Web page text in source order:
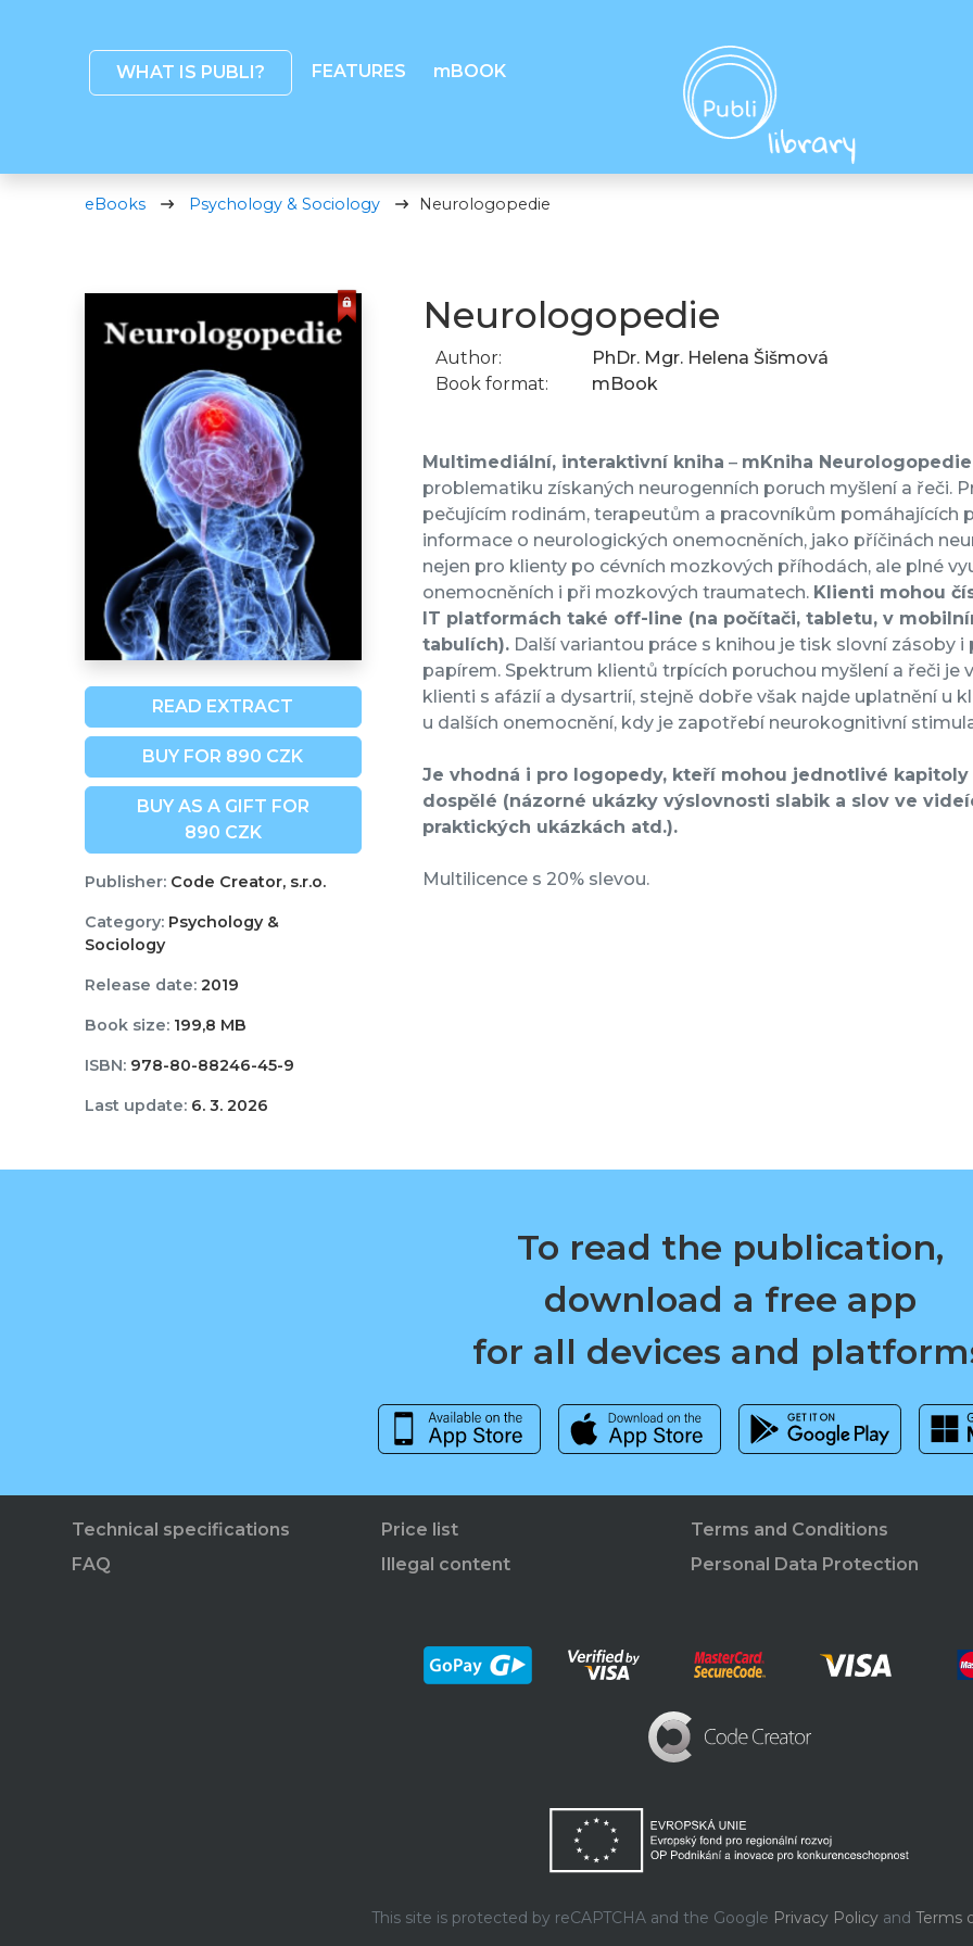
WHAT IS PUBLI? FEATURES mBOOK
eBooks Psychology & Sociology Neurologopedie
READ EXTRACT
BUY FOR 890 CZK
BUY AS A GIFT FOR
890 CZK
Publisher:Code Creator, s.r.o.
Category:Psychology &
Sociology
Release date:2019
Book size:199,8 MB
ISBN:978-80-88246-45-9
Last update:6. 3. 2026
Neurologopedie
Author:
PhDr. Mgr. Helena Šišmová
Book format:
mBook
Multimediální, interaktivní kniha – mKniha Neurologopedie
problematiku získaných neurogenních poruch myšlení a řeči.
pečujícím rodinám, terapeutům a pracovníkům pomáhajících
informace o neurologických onemocněních, jako příčinách
nejen pro klienty po cévních mozkových příhodách, ale plné
onemocněních i při mozkových traumatech. Klienti mohou
IT platformách také off-line (na počítači, tabletu, v
tabulích).Další variantou práce s knihou je tisk slovní zásoby
papírem. Spektrum klientů trpících poruchou myšlení a řeči je
klienti s afázií a dysartrií, stejně dobře však najde uplatnění u
u dalších onemocnění, kdy je zapotřebí neurokognitivní
Je vhodná i pro logopedy, kteří mohou jednotlivé
dospělé (názorné ukázky výslovnosti slabik a slov ve
praktických ukázkách atd.).
Multilicence s 20% slevou.
To read the publication,
download a free app
for all devices and
Technical specifications
FAQ
Price list
Illegal content
Terms and Conditions
Personal Data Protection
This site is protected by reCAPTCHA and the Google Privacy Policyand Terms